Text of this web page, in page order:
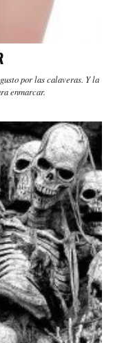
por las calaveras. Y la
enmarcar.